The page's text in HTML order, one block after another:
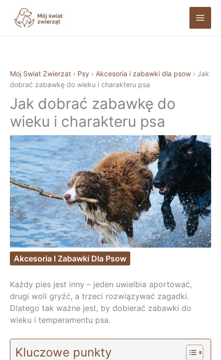
Przejdź
treści
Moj Swiat Zwierzat › Psy › Akcesoria i zabawki dla psow › Jak
dobrać zabawkę do wieku i charakteru psa
Jak dobrać zabawkę do
wieku i charakteru psa
Akcesoria I Zabawki Dla Psow
Każdy pies jest inny – jeden uwielbia aportować,
drugi woli gryźć, a trzeci rozwiązywać zagadki.
Dlatego tak ważne jest, by dobierać zabawki do
wieku i temperamentu psa.
Kluczowe punkty